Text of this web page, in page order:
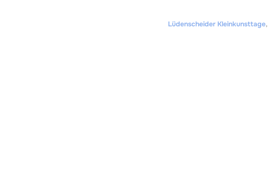
Lüdenscheider Kleinkunsttage,